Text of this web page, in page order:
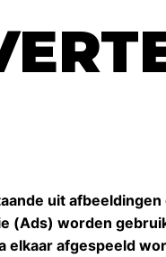
uit afbeeldingen
(Ads) worden
elkaar afgespeeld